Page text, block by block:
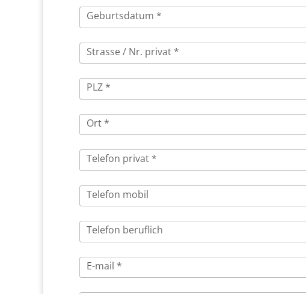
Geburtsdatum *
Strasse / Nr. privat *
PLZ *
Ort *
Telefon privat *
Telefon mobil
Telefon beruflich
E-mail *